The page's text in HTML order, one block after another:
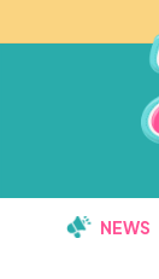
NEWS